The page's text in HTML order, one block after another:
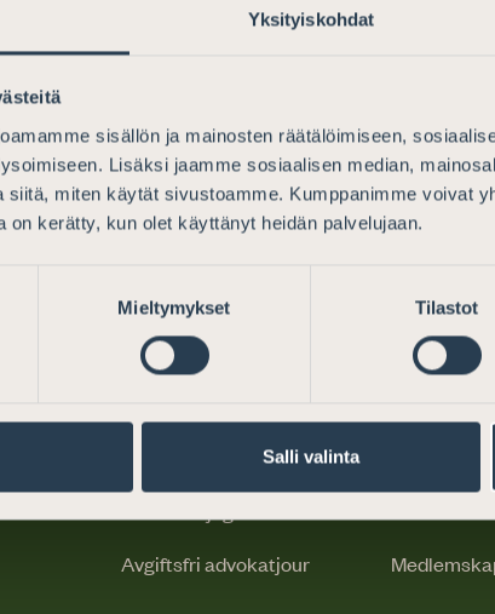
Yksityiskohdat
sisällön ja mainosten räätälöimiseen,
Lisäksi jaamme sosiaalisen median,
siitä, miten käytät sivustoamme. Kumppanimme voivat
on kerätty, kun olet käyttänyt heidän palvelujaan.
Mieltymykset Tilastot
Salli valinta
Prova ett nytt sökord.
Varför välja en advokat
Avgiftsfri advokatjour